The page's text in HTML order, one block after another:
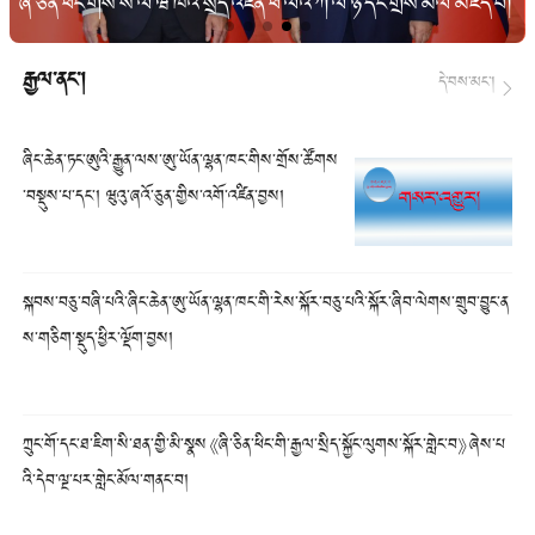
ཞི་ཅིན་ཕིང་གིས་སི་ལོ་ཝ་ཁེའི་སྲིད་འཛིན་ཕེ་ལིའེ་ཀོ་ལི་ཉི་དང་གྲོས་མོལ་མཛད་པ།
རྒྱལ་ནང་། དེ་བས་མང་།
ཞིང་ཆེན་ཏང་ཨུའི་རྒྱུན་ལས་ཨུ་ཡོན་ལྷན་ཁང་གིས་གྲོས་ཚོགས
་བསྡུས་པ་དང་། ཝུའུ་ཞའོ་ཅུན་གྱིས་འགོ་འཛིན་བྱས།
སྐབས་བཅུ་བཞི་པའི་ཞིང་ཆེན་ཨུ་ཡོན་ལྷན་ཁང་གི་རེས་སྐོར་བཅུ་པའི་སྐོར་ཞིབ་ལེགས་གྲུབ་བྱུང་ན
ས་གཅིག་སྡུད་ཕྱིར་ལྡོག་བྱས།
ཀྲུང་གོ་དང་ཐ་ཇིག་སི་ཐན་གྱི་མི་སྣས《ཞི་ཅིན་ཕིང་གི་རྒྱལ་སྲིད་སྐྱོང་ལུགས་སྐོར་གླེང་བ》ཞེས་པ
འི་དེབ་ལྔ་པར་གླེང་མོལ་གནང་བ།